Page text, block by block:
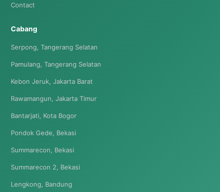
Contact
Cabang
Serpong, Tangerang Selatan
Pamulang, Tangerang Selatan
Kebon Jeruk, Jakarta Barat
Rawamangun, Jakarta Timur
Bantarjati, Kota Bogor
Pondok Gede, Bekasi
Summarecon, Bekasi
Summarecon 2, Bekasi
Lengkong, Bandung